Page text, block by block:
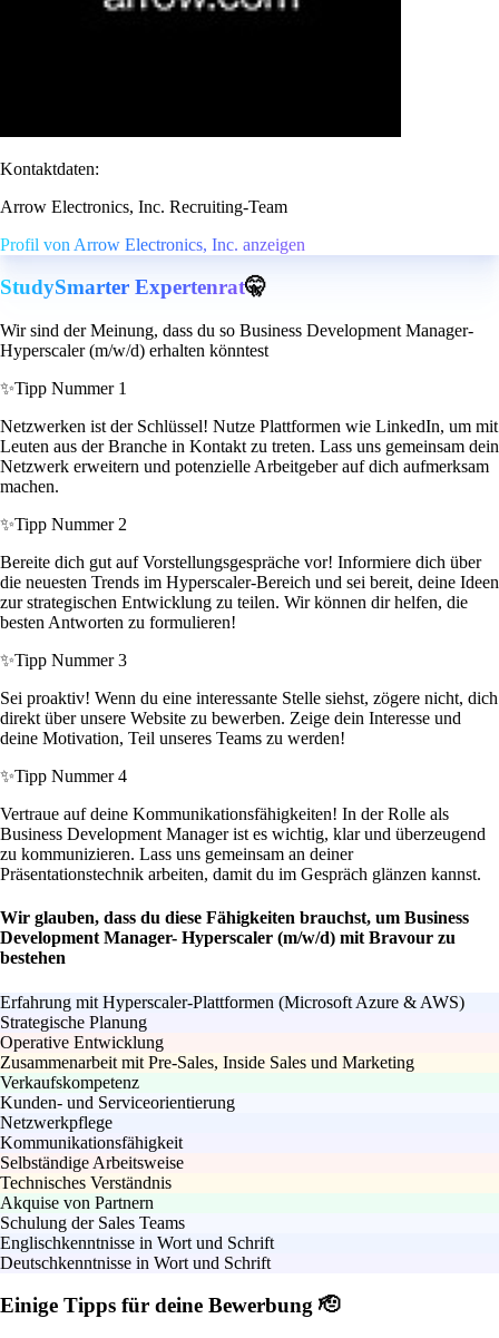
Kontaktdaten:
Arrow Electronics, Inc. Recruiting-Team
Profil von Arrow Electronics, Inc. anzeigen
StudySmarter Expertenrat🤫
Wir sind der Meinung, dass du so Business Development Manager-
Hyperscaler (m/w/d) erhalten könntest
✨Tipp Nummer 1
Netzwerken ist der Schlüssel! Nutze Plattformen wie LinkedIn, um mit
Leuten aus der Branche in Kontakt zu treten. Lass uns gemeinsam dein
Netzwerk erweitern und potenzielle Arbeitgeber auf dich aufmerksam
machen.
✨Tipp Nummer 2
Bereite dich gut auf Vorstellungsgespräche vor! Informiere dich über
die neuesten Trends im Hyperscaler-Bereich und sei bereit, deine Ideen
zur strategischen Entwicklung zu teilen. Wir können dir helfen, die
besten Antworten zu formulieren!
✨Tipp Nummer 3
Sei proaktiv! Wenn du eine interessante Stelle siehst, zögere nicht, dich
direkt über unsere Website zu bewerben. Zeige dein Interesse und
deine Motivation, Teil unseres Teams zu werden!
✨Tipp Nummer 4
Vertraue auf deine Kommunikationsfähigkeiten! In der Rolle als
Business Development Manager ist es wichtig, klar und überzeugend
zu kommunizieren. Lass uns gemeinsam an deiner
Präsentationstechnik arbeiten, damit du im Gespräch glänzen kannst.
Wir glauben, dass du diese Fähigkeiten brauchst, um Business
Development Manager- Hyperscaler (m/w/d) mit Bravour zu
bestehen
Erfahrung mit Hyperscaler-Plattformen (Microsoft Azure & AWS)
Strategische Planung
Operative Entwicklung
Zusammenarbeit mit Pre-Sales, Inside Sales und Marketing
Verkaufskompetenz
Kunden- und Serviceorientierung
Netzwerkpflege
Kommunikationsfähigkeit
Selbständige Arbeitsweise
Technisches Verständnis
Akquise von Partnern
Schulung der Sales Teams
Englischkenntnisse in Wort und Schrift
Deutschkenntnisse in Wort und Schrift
Einige Tipps für deine Bewerbung 🫡